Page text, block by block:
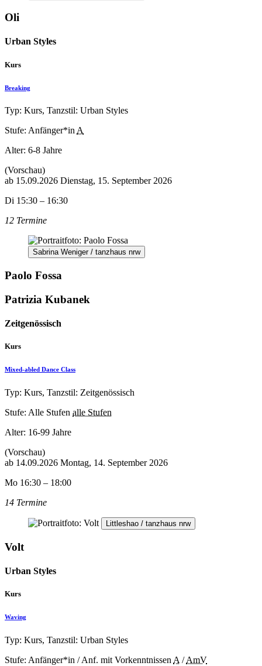
Oli
Urban Styles
Kurs
Breaking
Typ: Kurs, Tanzstil: Urban Styles
Stufe: Anfänger*inA
Alter: 6-8 Jahre
(Vorschau)
ab 15.09.2026 Dienstag, 15. September 2026
Di 15:30 – 16:30
12 Termine
Sabrina Weniger / tanzhaus nrw
Paolo Fossa
Patrizia Kubanek
Zeitgenössisch
Kurs
Mixed-abled Dance Class
Typ: Kurs, Tanzstil: Zeitgenössisch
Stufe: Alle Stufen alle Stufen
Alter: 16-99 Jahre
(Vorschau)
ab 14.09.2026 Montag, 14. September 2026
Mo 16:30 – 18:00
14 Termine
Littleshao / tanzhaus nrw
Volt
Urban Styles
Kurs
Waving
Typ: Kurs, Tanzstil: Urban Styles
Stufe: Anfänger*in / Anf. mit Vorkenntnissen A /AmV